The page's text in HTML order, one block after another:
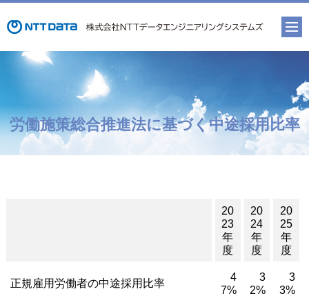
労働施策総合推進法に基づく中途採用比率
20
23
年
度
20
24
年
度
20
25
年
度
正規雇用労働者の中途採用比率
4
7%
3
2%
3
3%